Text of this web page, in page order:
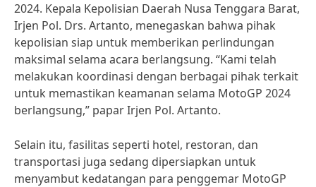
2024. Kepala Kepolisian Daerah Nusa Tenggara Barat,
Irjen Pol. Drs. Artanto, menegaskan bahwa pihak
kepolisian siap untuk memberikan perlindungan
maksimal selama acara berlangsung. “Kami telah
melakukan koordinasi dengan berbagai pihak terkait
untuk memastikan keamanan selama MotoGP 2024
berlangsung,” papar Irjen Pol. Artanto.
Selain itu, fasilitas seperti hotel, restoran, dan
transportasi juga sedang dipersiapkan untuk
menyambut kedatangan para penggemar MotoGP